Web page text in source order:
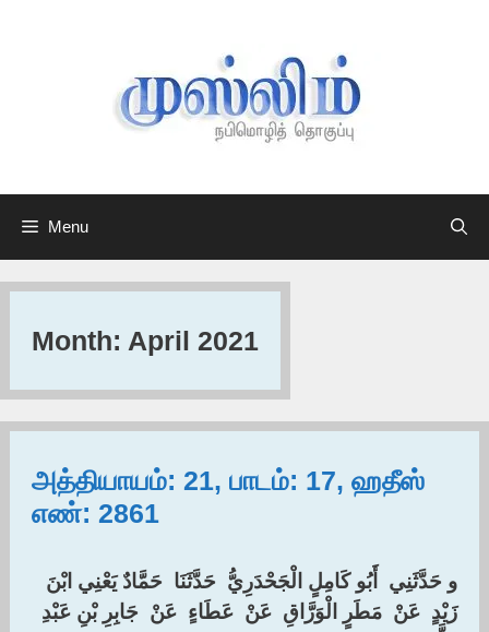
Menu
Month: April 2021
அத்தியாயம்: 21, பாடம்: 17, ஹதீஸ்
எண்: 2861
‏و حَدَّثَنِي ‏ ‏أَبُو كَامِلٍ الْجَحْدَرِيُّ ‏ ‏حَدَّثَنَا ‏ ‏حَمَّادٌ يَعْنِي ابْنَ
زَيْدٍ ‏ ‏عَنْ ‏ ‏مَطَرٍ الْوَرَّاقِ ‏ ‏عَنْ ‏ ‏عَطَاءٍ ‏ ‏عَنْ ‏ ‏جَابِرِ بْنِ عَبْدِ